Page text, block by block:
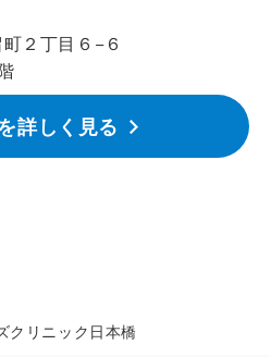
２丁目６−６
詳しく見る
クリニック日本橋